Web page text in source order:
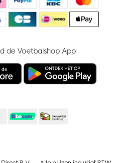
de Voetbalshop App